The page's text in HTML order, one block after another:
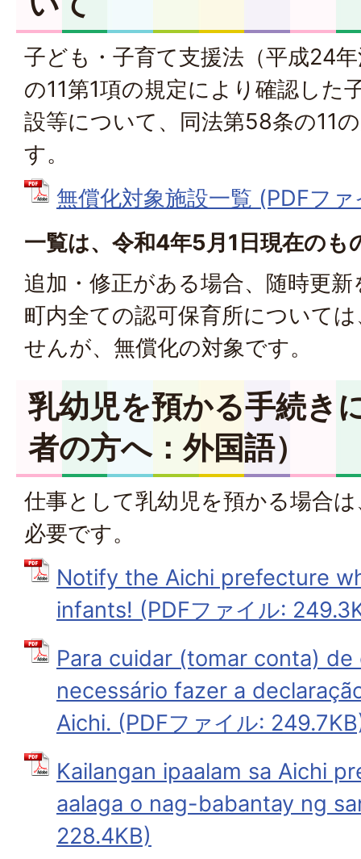
子ども・子育て支援法（平成24
の11第1項の規定により確認した
設等について、同法第58条の11
す。
無償化対象施設一覧 (PDFファ
一覧は、令和4年5月1日現在のも
追加・修正がある場合、随時更
町内全ての認可保育所について
せんが、無償化の対象です。
乳幼児を預かる手続き
者の方へ：外国語）
仕事として乳幼児を預かる場合
必要です。
Notify the Aichi prefecture
infants! (PDFファイル:
Para cuidar (tomar conta)
necessário fazer a
Aichi. (PDFファイル:
Kailangan ipaalam sa Aichi
aalaga o nag-babantay ng
228.4KB)